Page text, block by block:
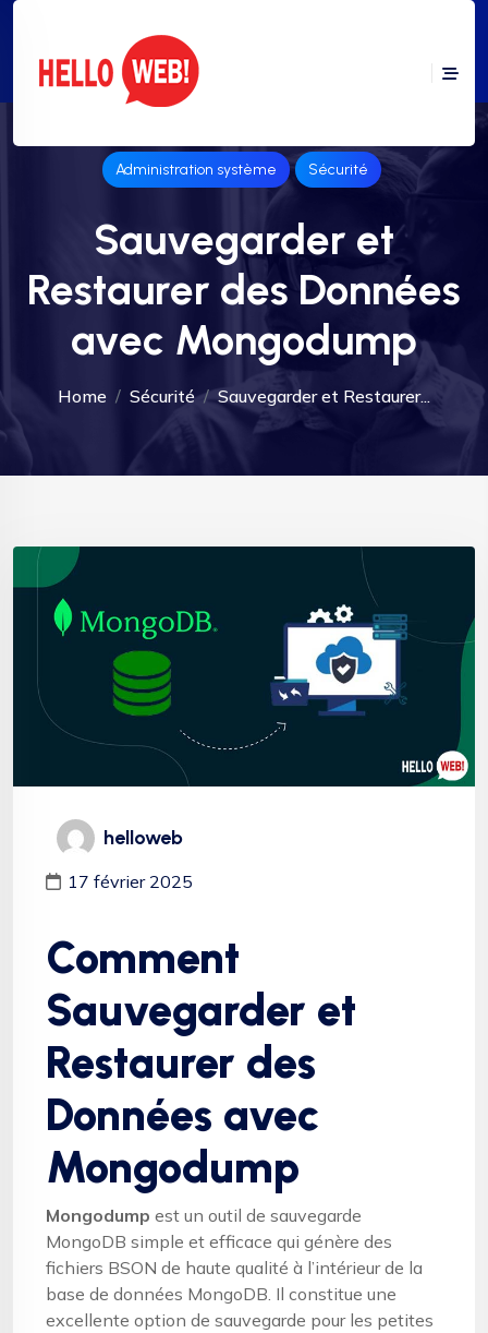
Administration système Sécurité
Sauvegarder et
Restaurer des Données
avec Mongodump
Home Sécurité Sauvegarder et Restaurer...
helloweb
17 février 2025
Comment
Sauvegarder et
Restaurer des
Données avec
Mongodump
Mongodump est un outil de sauvegarde
MongoDB simple et efficace qui génère des
fichiers BSON de haute qualité à l’intérieur de la
base de données MongoDB. Il constitue une
excellente option de sauvegarde pour les petites